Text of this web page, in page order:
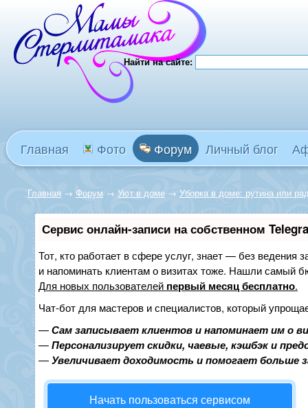
Найти на сайте:
Главная Фото Форум Личный блог
Главная → Форум → Уют в доме → Уборка в доме: рутина или
Сервис онлайн-записи на собственном
Тот, кто работает в сфере услуг, знает — без ведения
и напоминать клиентам о визитах тоже. Нашли самый
Для новых пользователей первый месяц бесплатно.
Чат-бот для мастеров и специалистов, который
—Сам записывает клиентов и напоминает им о
—Персонализирует скидки, чаевые, кэшбэк и
—Увеличивает доходимость и помогает больше
Начать пользоваться сервисом